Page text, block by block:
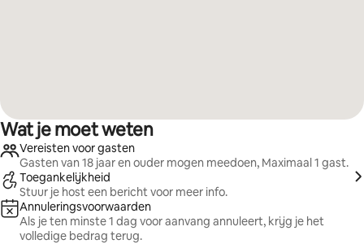
Wat je moet weten
Vereisten voor gasten
Gasten van 18 jaar en ouder mogen meedoen, Maximaal 1 gast.
Toegankelijkheid
Stuur je host een bericht voor meer info.
Annuleringsvoorwaarden
Als je ten minste 1 dag voor aanvang annuleert, krijg je het
volledige bedrag terug.